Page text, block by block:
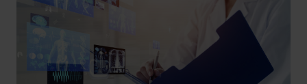
gewinnen Managed Services eine immer
größere Bedeutung.